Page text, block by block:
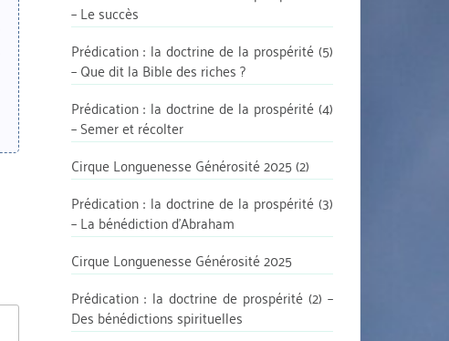
– Le succès
Prédication : la doctrine de la prospérité (5)
– Que dit la Bible des riches ?
Prédication : la doctrine de la prospérité (4)
– Semer et récolter
Cirque Longuenesse Générosité 2025 (2)
Prédication : la doctrine de la prospérité (3)
– La bénédiction d’Abraham
Cirque Longuenesse Générosité 2025
Prédication : la doctrine de prospérité (2) –
Des bénédictions spirituelles